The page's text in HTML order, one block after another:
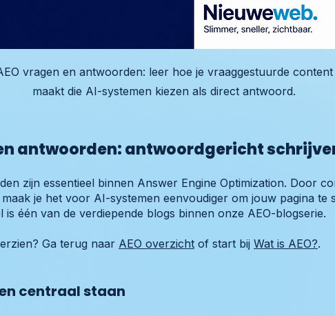
vragen en antwoorden: leer hoe je vraaggestuurde content
maakt die AI-systemen kiezen als direct antwoord.
antwoorden: antwoordgericht
zijn essentieel binnen Answer Engine Optimization. Door
je het voor AI-systemen eenvoudiger om jouw pagina te
is één van de verdiepende blogs binnen onze AEO-blogserie.
Ga terug naar AEO overzicht of start bij Wat is AEO?.
centraal staan